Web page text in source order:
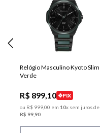
Relógio Masculino Kyoto Slim
Verde
R$ 899,10
PIX
ou R$ 99900 em 10x sem juros de
R$ 99 90